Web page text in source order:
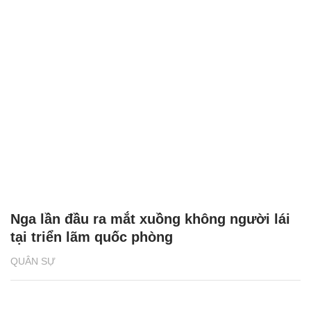
QUÂN SỰ
Nga lần đầu ra mắt xuồng không người lái
tại triển lãm quốc phòng